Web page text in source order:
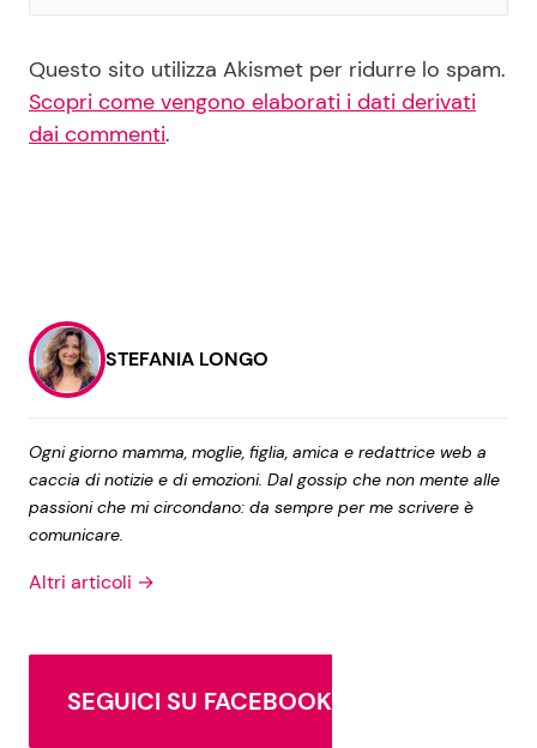
Questo sito utilizza Akismet per ridurre lo spam.
Scopri come vengono elaborati i dati derivati
dai commenti.
STEFANIA LONGO
Ogni giorno mamma, moglie, figlia, amica e redattrice web a
caccia di notizie e di emozioni. Dal gossip che non mente alle
passioni che mi circondano: da sempre per me scrivere è
comunicare.
Altri articoli →
SEGUICI SU FACEBOOK